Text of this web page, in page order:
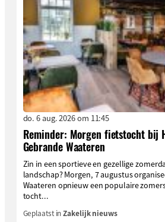
do. 6 aug. 2026 om 11:45
Reminder: Morgen fietstocht bij
Gebrande Waateren
Zin in een sportieve en gezellige
landschap? Morgen, 7 augustus
Waateren opnieuw een populaire
tocht...
Geplaatst inZakelijk nieuws